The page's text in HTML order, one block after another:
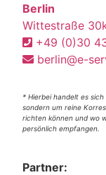
Berlin
Wittestraße
+49 (0)30
berlin@e-
* Hierbei handelt es
sondern um reine
richten können und wo
persönlich empfangen.
Partner: